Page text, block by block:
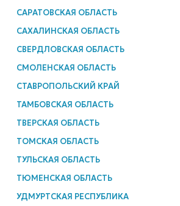
САРАТОВСКАЯ ОБЛАСТЬ
САХАЛИНСКАЯ ОБЛАСТЬ
СВЕРДЛОВСКАЯ ОБЛАСТЬ
СМОЛЕНСКАЯ ОБЛАСТЬ
СТАВРОПОЛЬСКИЙ КРАЙ
ТАМБОВСКАЯ ОБЛАСТЬ
ТВЕРСКАЯ ОБЛАСТЬ
ТОМСКАЯ ОБЛАСТЬ
ТУЛЬСКАЯ ОБЛАСТЬ
ТЮМЕНСКАЯ ОБЛАСТЬ
УДМУРТСКАЯ РЕСПУБЛИКА